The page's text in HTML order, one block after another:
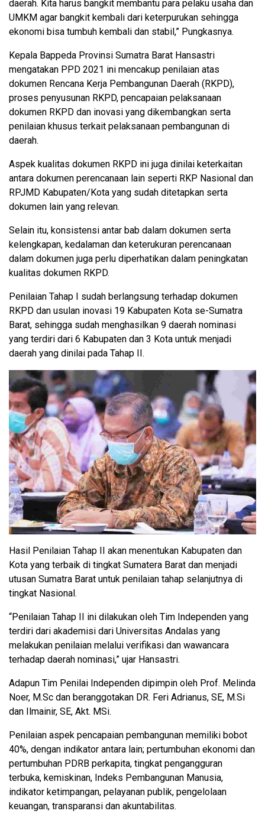
daerah. Kita harus bangkit membantu para pelaku usaha dan
UMKM agar bangkit kembali dari keterpurukan sehingga
ekonomi bisa tumbuh kembali dan stabil,” Pungkasnya.
Kepala Bappeda Provinsi Sumatra Barat Hansastri
mengatakan PPD 2021 ini mencakup penilaian atas
dokumen Rencana Kerja Pembangunan Daerah (RKPD),
proses penyusunan RKPD, pencapaian pelaksanaan
dokumen RKPD dan inovasi yang dikembangkan serta
penilaian khusus terkait pelaksanaan pembangunan di
daerah.
Aspek kualitas dokumen RKPD ini juga dinilai keterkaitan
antara dokumen perencanaan lain seperti RKP Nasional dan
RPJMD Kabupaten/Kota yang sudah ditetapkan serta
dokumen lain yang relevan.
Selain itu, konsistensi antar bab dalam dokumen serta
kelengkapan, kedalaman dan keterukuran perencanaan
dalam dokumen juga perlu diperhatikan dalam peningkatan
kualitas dokumen RKPD.
Penilaian Tahap I sudah berlangsung terhadap dokumen
RKPD dan usulan inovasi 19 Kabupaten Kota se-Sumatra
Barat, sehingga sudah menghasilkan 9 daerah nominasi
yang terdiri dari 6 Kabupaten dan 3 Kota untuk menjadi
daerah yang dinilai pada Tahap II.
Hasil Penilaian Tahap II akan menentukan Kabupaten dan
Kota yang terbaik di tingkat Sumatera Barat dan menjadi
utusan Sumatra Barat untuk penilaian tahap selanjutnya di
tingkat Nasional.
“Penilaian Tahap II ini dilakukan oleh Tim Independen yang
terdiri dari akademisi dari Universitas Andalas yang
melakukan penilaian melalui verifikasi dan wawancara
terhadap daerah nominasi,” ujar Hansastri.
Adapun Tim Penilai Independen dipimpin oleh Prof. Melinda
Noer, M.Sc dan beranggotakan DR. Feri Adrianus, SE, M.Si
dan Ilmainir, SE, Akt. MSi.
Penilaian aspek pencapaian pembangunan memiliki bobot
40%, dengan indikator antara lain; pertumbuhan ekonomi dan
pertumbuhan PDRB perkapita, tingkat pengangguran
terbuka, kemiskinan, Indeks Pembangunan Manusia,
indikator ketimpangan, pelayanan publik, pengelolaan
keuangan, transparansi dan akuntabilitas.